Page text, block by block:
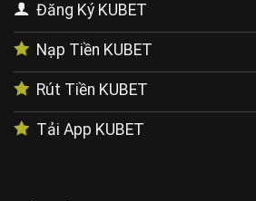
Đăng Ký KUBET
Nạp Tiền KUBET
Rút Tiền KUBET
Tải App KUBET